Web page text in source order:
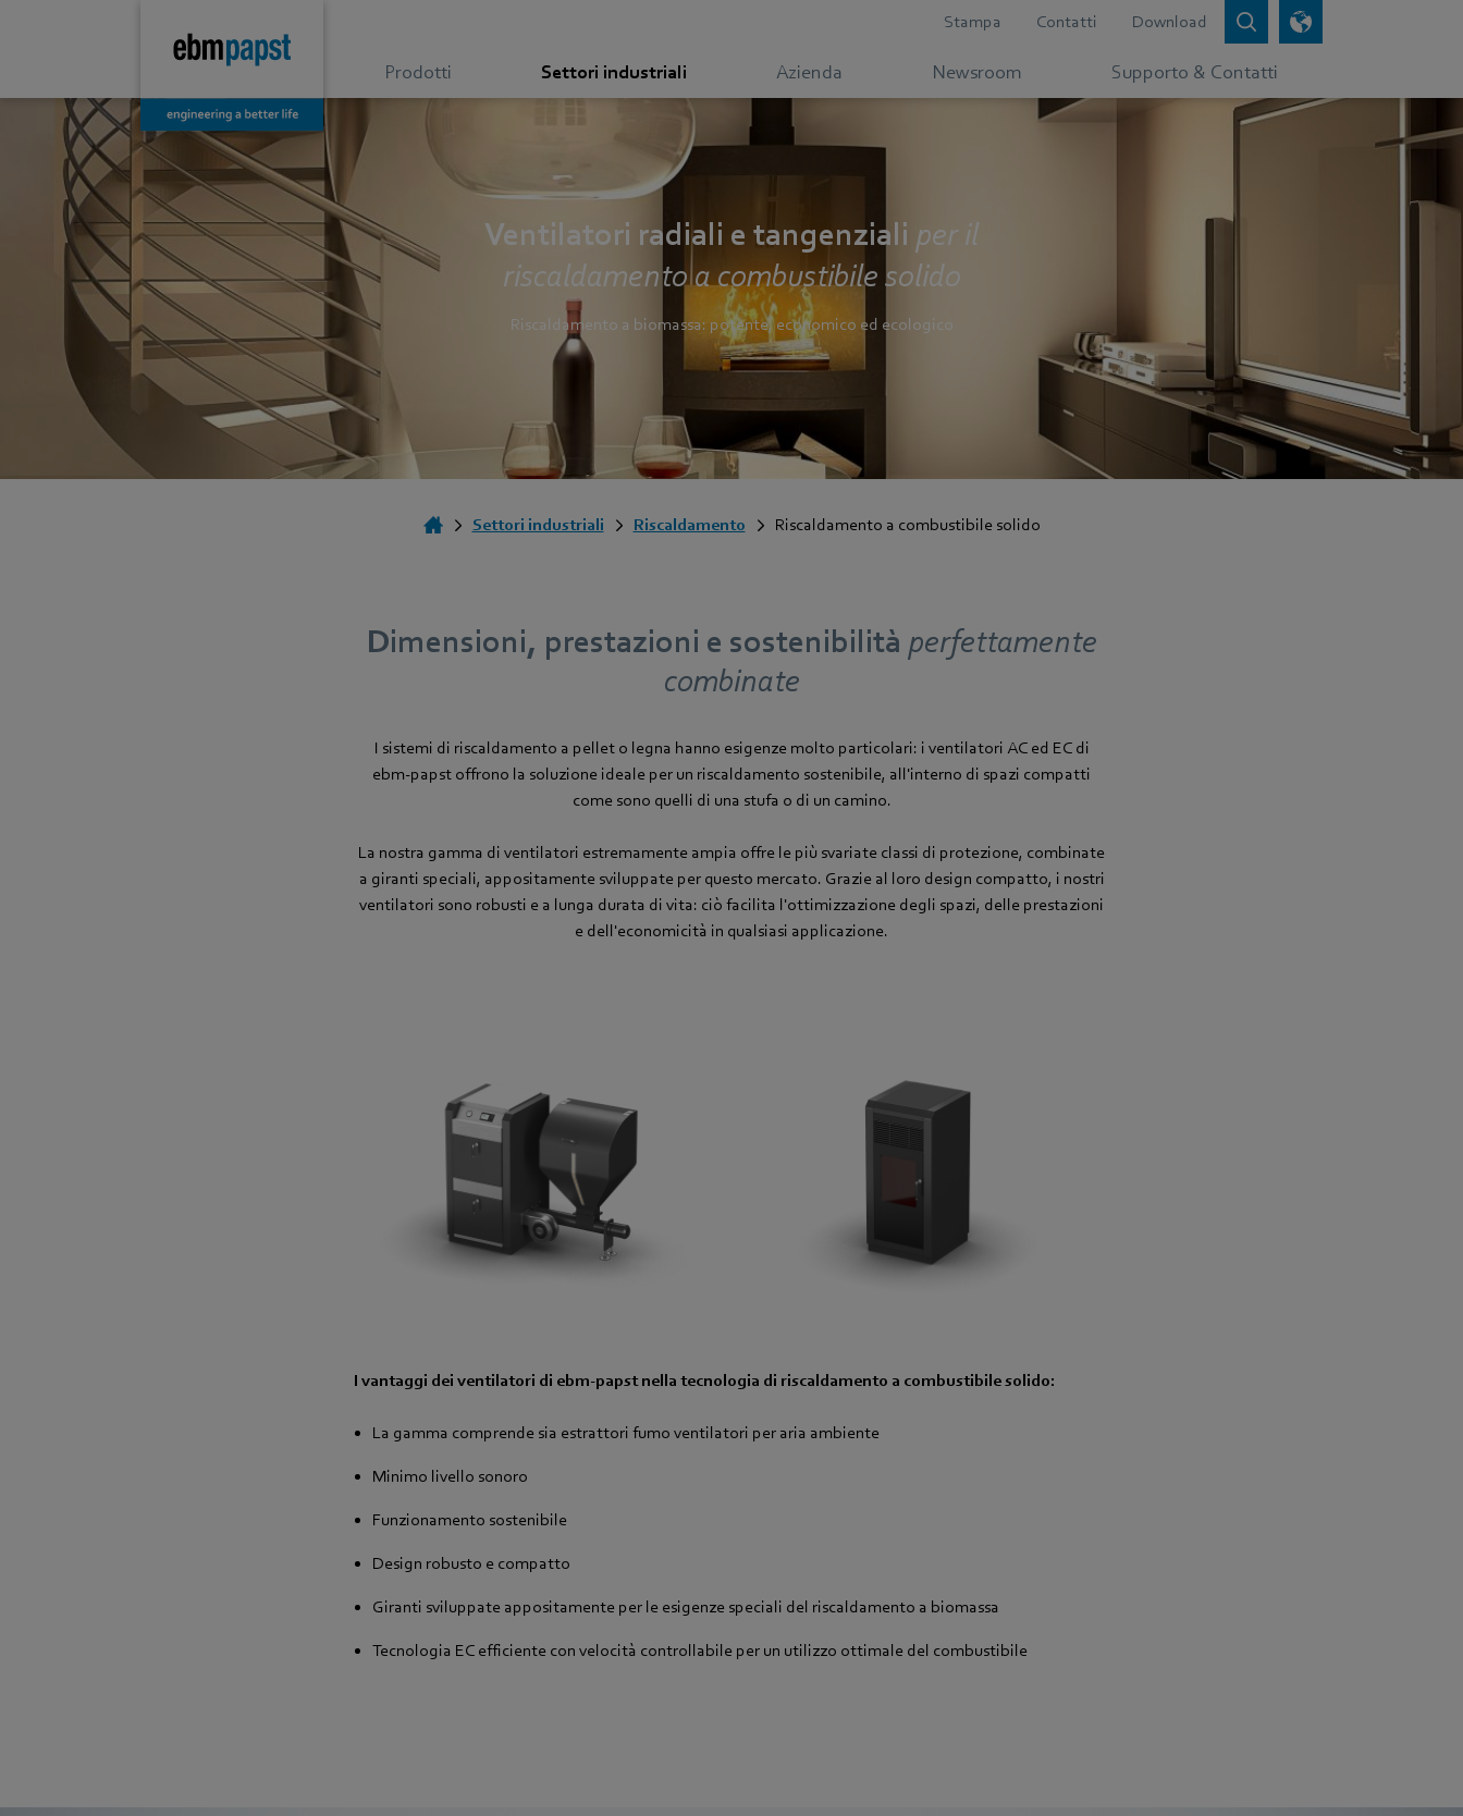
Stampa Contatti Download
Prodotti Settori industriali Azienda Newsroom Supporto & Contatti
Ventilatori radiali e tangenziali per il
riscaldamento a combustibile solido
Riscaldamento a biomassa: potente, economico ed ecologico
Settori industriali Riscaldamento Riscaldamento a combustibile solido
Dimensioni, prestazioni e sostenibilità perfettamente
combinate
I sistemi di riscaldamento a pellet o legna hanno esigenze molto particolari: i ventilatori AC ed EC di
ebm‑papst offrono la soluzione ideale per un riscaldamento sostenibile, all'interno di spazi compatti
come sono quelli di una stufa o di un camino.
La nostra gamma di ventilatori estremamente ampia offre le più svariate classi di protezione, combinate
a giranti speciali, appositamente sviluppate per questo mercato. Grazie al loro design compatto, i nostri
ventilatori sono robusti e a lunga durata di vita: ciò facilita l'ottimizzazione degli spazi, delle prestazioni
e dell'economicità in qualsiasi applicazione.
I vantaggi dei ventilatori di ebm‑papst nella tecnologia di riscaldamento a combustibile solido:
La gamma comprende sia estrattori fumo ventilatori per aria ambiente
Minimo livello sonoro
Funzionamento sostenibile
Design robusto e compatto
Giranti sviluppate appositamente per le esigenze speciali del riscaldamento a biomassa
Tecnologia EC efficiente con velocità controllabile per un utilizzo ottimale del combustibile